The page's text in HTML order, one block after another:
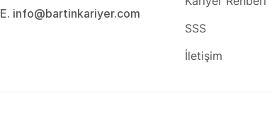
E. info@bartinkariyer.com
SSS
İletişim